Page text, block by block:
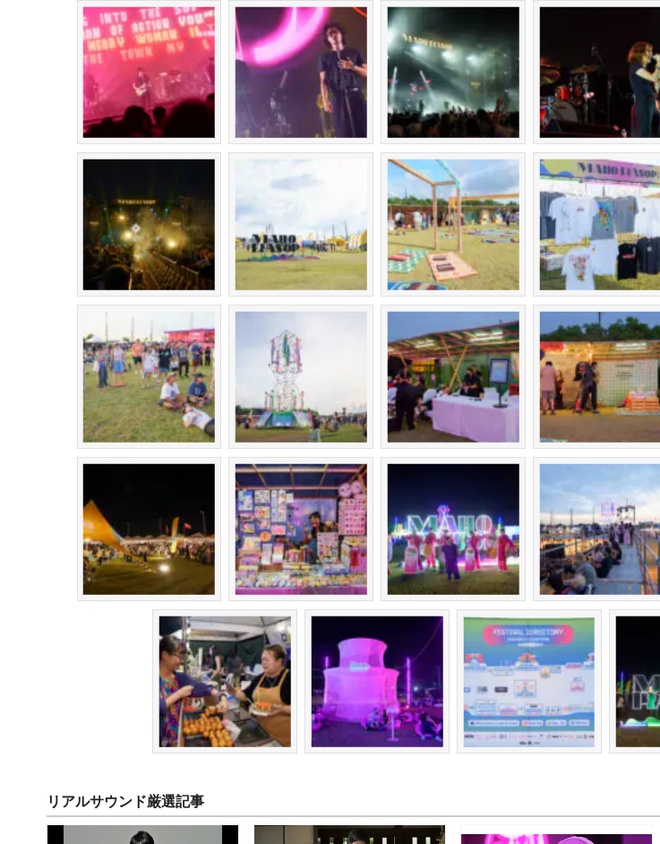
リアルサウンド厳選記事